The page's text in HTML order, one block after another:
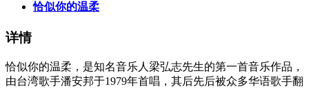
恰似你的温柔
详情
恰似你的温柔，是知名音乐人梁弘志先生的第一首音乐作品，
由台湾歌手潘安邦于1979年首唱，其后先后被众多华语歌手翻